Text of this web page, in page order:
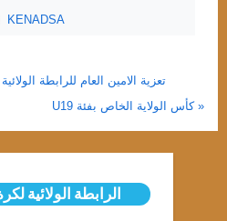
KENADSA
تعزية الامين العام للرابطة
U19 كأس الولاية الخاص بفئة
الرابطة الولائية